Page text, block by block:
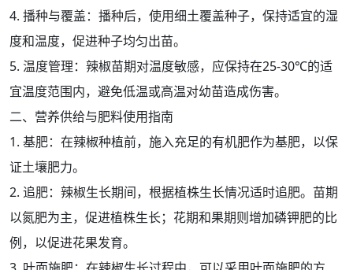
4. 播种与覆盖：播种后，使用细土覆盖种子，保持适宜的湿
度和温度，促进种子均匀出苗。
5. 温度管理：辣椒苗期对温度敏感，应保持在25-30℃的适
宜温度范围内，避免低温或高温对幼苗造成伤害。
二、营养供给与肥料使用指南
1. 基肥：在辣椒种植前，施入充足的有机肥作为基肥，以保
证土壤肥力。
2. 追肥：辣椒生长期间，根据植株生长情况适时追肥。苗期
以氮肥为主，促进植株生长；花期和果期则增加磷钾肥的比
例，以促进花果发育。